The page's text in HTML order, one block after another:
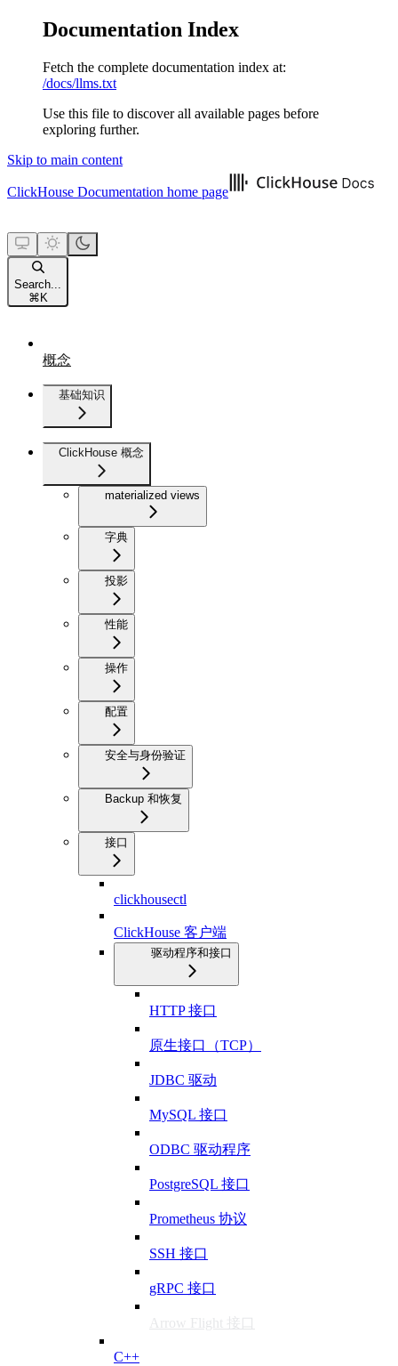
Documentation Index
Fetch the complete documentation index at:
/docs/llms.txt
Use this file to discover all available pages before
exploring further.
Skip to main content
ClickHouse Documentation home page
Search...
⌘ K
概念
基础知识
ClickHouse 概念
materialized views
字典
投影
性能
操作
配置
安全与身份验证
Backup 和恢复
接口
clickhousectl
ClickHouse 客户端
驱动程序和接口
HTTP 接口
原生接口（TCP）
JDBC 驱动
MySQL 接口
ODBC 驱动程序
PostgreSQL 接口
Prometheus 协议
SSH 接口
gRPC 接口
Arrow Flight 接口
C++